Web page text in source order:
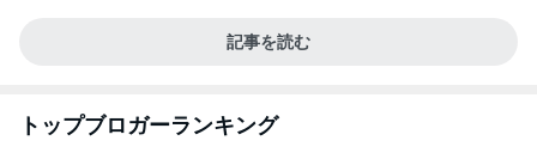
記事を読む
トップブロガーランキング